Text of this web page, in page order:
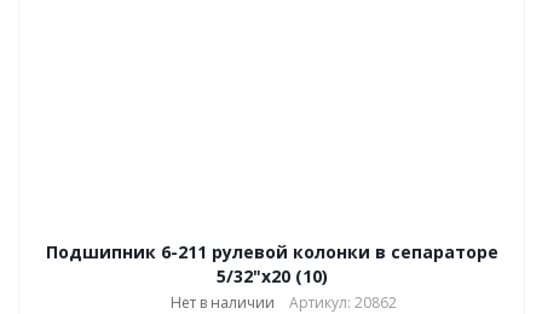
Подшипник 6-211 рулевой колонки в сепараторе
5/32"х20 (10)
Нет в наличии Артикул: 20862